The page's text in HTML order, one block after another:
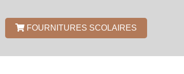
FOURNITURES SCOLAIRES